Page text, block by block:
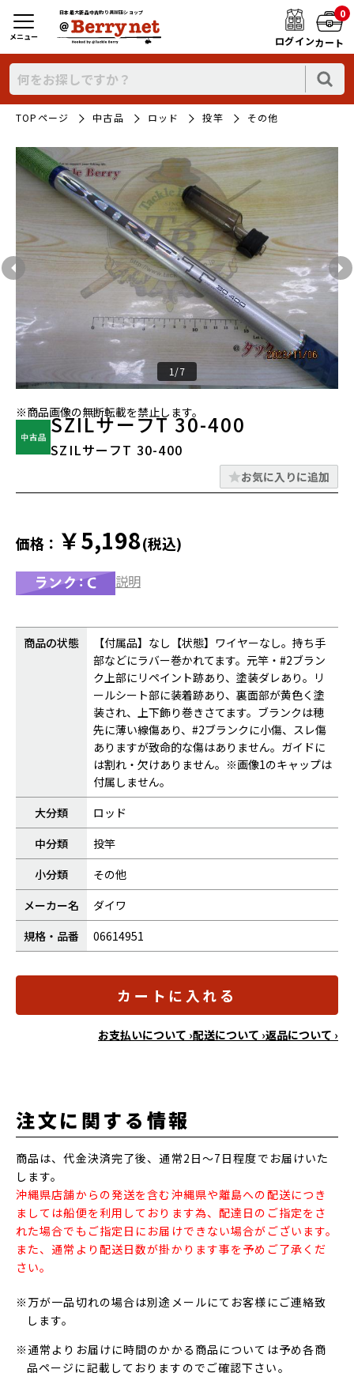
日本最大新品中古釣り具WEBショップ
ログイン
0
カート
メニュー
TOPページ 中古品 ロッド 投竿 その他
1/7
※商品画像の無断転載を禁止します。
SZILサーフT 30-400
SZILサーフT 30-400
お気に入りに追加
価格： ￥5,198(税込)
説明
商品の状態
【付属品】なし【状態】ワイヤーなし。持ち手
部などにラバー巻かれてます。元竿・#2ブラン
ク上部にリペイント跡あり、塗装ダレあり。リ
ールシート部に装着跡あり、裏面部が黄色く塗
装され、上下飾り巻きさてます。ブランクは穂
先に薄い線傷あり、#2ブランクに小傷、スレ傷
ありますが致命的な傷はありません。ガイドに
は割れ・欠けありません。※画像1のキャップは
付属しません。
大分類
ロッド
中分類
投竿
小分類
その他
メーカー名
ダイワ
規格・品番
06614951
カートに入れる
お支払いについて ›配送について ›返品について ›
注文に関する情報
商品は、代金決済完了後、通常2日～7日程度でお届けいた
します。
沖縄県店舗からの発送を含む沖縄県や離島への配送につき
ましては船便を利用しております為、配達日のご指定をさ
れた場合でもご指定日にお届けできない場合がございます。
また、通常より配送日数が掛かります事を予めご了承くだ
さい。
※万が一品切れの場合は別途メールにてお客様にご連絡致
します。
※通常よりお届けに時間のかかる商品については予め各商
品ページに記載しておりますのでご確認下さい。